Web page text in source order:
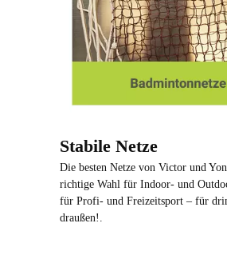
Stabile Netze
Die besten Netze von Victor und
richtige Wahl für Indoor- und
für Profi- und Freizeitsport – für
draußen!.